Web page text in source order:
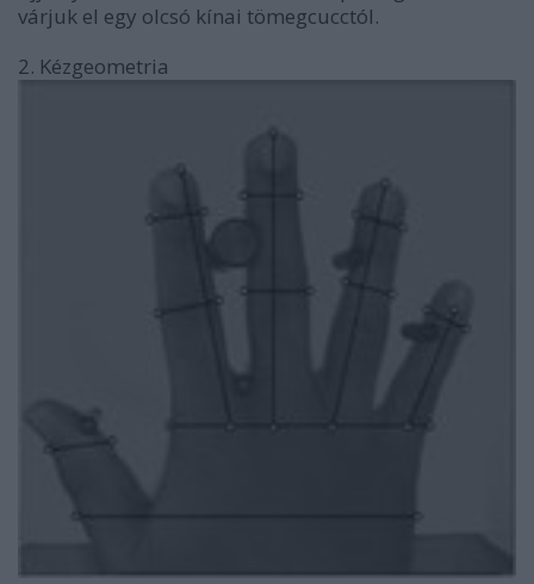
várjuk el egy olcsó kínai tömegcucctól.
2. Kézgeometria